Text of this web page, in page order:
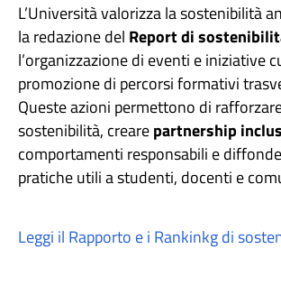
L’Università valorizza la sostenibilità
la redazione del Report di
l’organizzazione di eventi e iniziative
promozione di percorsi formativi
Queste azioni permettono di
sostenibilità, crearepartnership
comportamenti responsabili e
pratiche utili a studenti, docenti e
Leggi il Rapporto e i Rankinkg di